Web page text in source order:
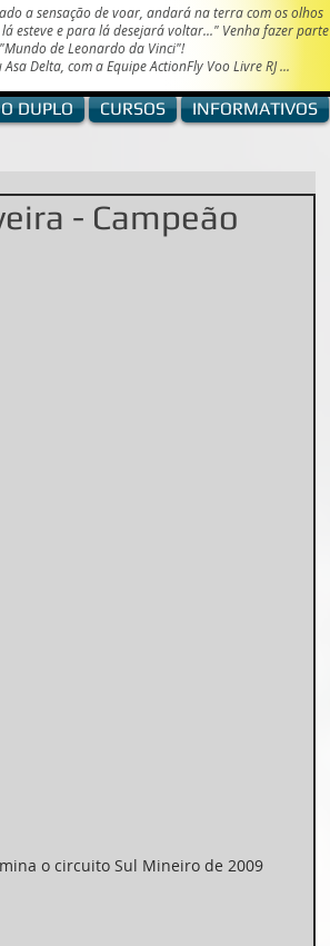
a sensação de voar, andará na terra com os olhos
esteve e para lá desejará voltar..." Venha fazer parte
deLeonardo da Vinci"!
Delta, com a Equipe ActionFly Voo Livre RJ ...
DUPLO CURSOS INFORMATIVOS
- Campeão
o circuito Sul Mineiro de 2009